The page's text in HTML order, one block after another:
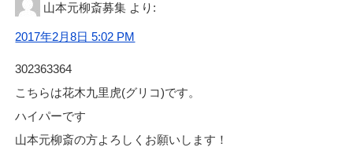
山本元柳斎募集 より:
2017年2月8日 5:02 PM
302363364
こちらは花木九里虎(グリコ)です。
ハイパーです
山本元柳斎の方よろしくお願いします！